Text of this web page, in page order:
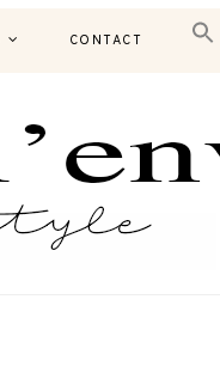
CONTACT